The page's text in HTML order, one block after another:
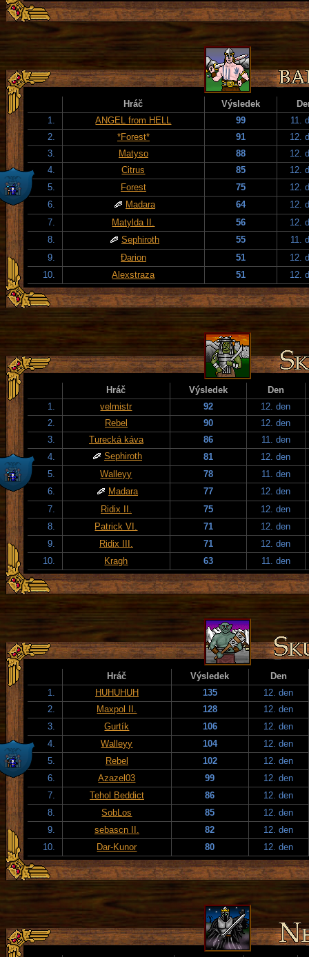
Hráč Výsledek
1.
ANGEL from HELL 99
11.
2.
*Forest* 91
12.
3.
Matyso 88
12.
4.
Citrus 85
12.
5.
Forest 75
12.
6.
Madara 64
12.
7.
Matylda II. 56
12.
8.
Sephiroth 55
11.
9.
Đarion 51
12.
10.
Alexstraza 51 12.
Hráč Výsledek
Den
1.
velmistr 92
12. den
2.
Rebel 90
12. den
3.
Turecká káva 86
11. den
4.
Sephiroth 81
12. den
5.
Walleyy 78
11. den
6.
Madara 77
12. den
7.
Ridix II. 75
12. den
8.
Patrick VI. 71
12. den
9.
Ridix III. 71
12. den
10.
Kragh 63 11. den
Hráč Výsledek
Den
1.
HUHUHUH 135
12. den
2.
Maxpol II. 128
12. den
3.
Gurtík 106
12. den
4.
Walleyy 104
12. den
5.
Rebel 102
12. den
6.
Azazel03 99
12. den
7.
Tehol Beddict 86
12. den
8.
SobLos 85
12. den
9.
sebascn II. 82
12. den
10.
Dar-Kunor 80 12. den